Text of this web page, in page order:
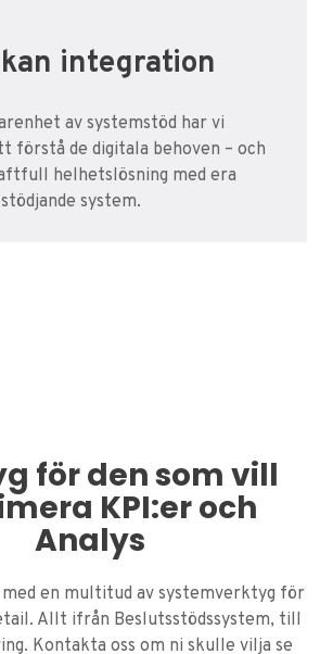
integration
av systemstöd har vi
förstå de digitala behoven – och
helhetslösning med era
system.
för den som vill
KPI:er och
Analys
en multitud av systemverktyg för
Allt ifrån Beslutsstödssystem, till
Kontakta oss om ni skulle vilja se